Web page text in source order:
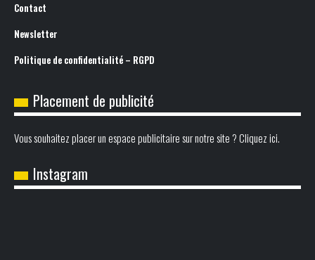
Contact
Newsletter
Politique de confidentialité – RGPD
Placement de publicité
Vous souhaitez placer un espace publicitaire sur notre site ? Cliquez ici.
Instagram